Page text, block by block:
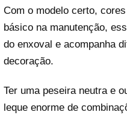
Com o modelo certo,
básico na manutenção,
do enxoval e acompanha
decoração.
Ter uma peseira neutra e
leque enorme de